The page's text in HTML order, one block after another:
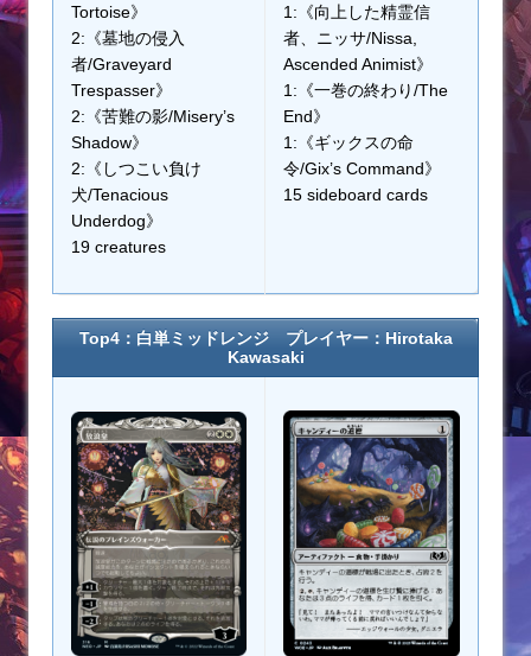
Tortoise》
2:《墓地の侵入
者/Graveyard
Trespasser》
2:《苦難の影/Misery’s
Shadow》
2:《しつこい負け
犬/Tenacious
Underdog》
19 creatures
1:《向上した精霊信
者、ニッサ/Nissa,
Ascended Animist》
1:《一巻の終わり/The
End》
1:《ギックスの命
令/Gix’s Command》
15 sideboard cards
Top4：白単ミッドレンジ プレイヤー：Hirotaka
Kawasaki